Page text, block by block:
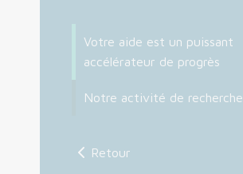
Votre aide est un puissant
accélérateur de progrès
Notre activité de recherche
Retour